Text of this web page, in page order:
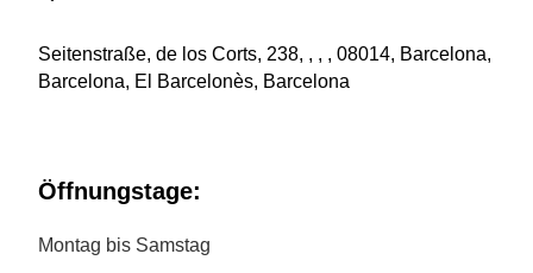
Seitenstraße, de los Corts, 238, , , , 08014, Barcelona,
Barcelona, El Barcelonès, Barcelona
Öffnungstage:
Montag bis Samstag